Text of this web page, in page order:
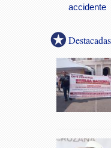
accidente
Destacadas